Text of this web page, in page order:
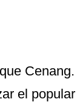
el